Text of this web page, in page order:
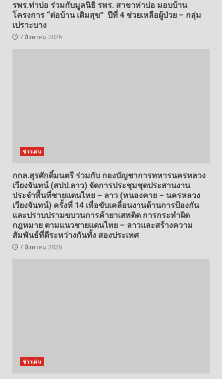
รพร.ท่าบ่อ ร่วมกับมูลนิธิ รพร. สาขาท่าบ่อ มอบบ้าน
โครงการ “ต่อบ้าน เติมสุข” ปีที่ 4 ช่วยเหลือผู้ป่วย – กลุ่ม
เปราะบาง
7 สิงหาคม 2026
ข่าวเด่น
กกล.สุรศักดิ์มนตรี ร่วมกับ กองบัญชาการทหารนครหลวง
เวียงจันทน์ (สปป.ลาว) จัดการประชุมชุดประสานงาน
ประจำพื้นที่ชายแดนไทย – ลาว (หนองคาย – นครหลวง
เวียงจันทน์) ครั้งที่ 14 เพื่อขับเคลื่อนงานด้านการป้องกัน
และปราบปรามขบวนการค้ายาเสพติด การกระทำผิด
กฎหมาย ตามแนวชายแดนไทย – ลาวและสร้างความ
สัมพันธ์ที่ดีระหว่างกันทั้ง สองประเทศ
7 สิงหาคม 2026
ข่าวเด่น